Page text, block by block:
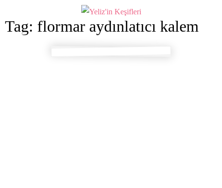
Tag: flormar aydınlatıcı kalem